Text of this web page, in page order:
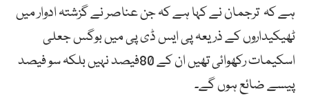
ہے کہ ترجمان نے کہا ہے کہ جن عناصر نے گزشتہ ادوار میں
ٹھیکیداروں کے ذریعہ پی ایس ڈی پی میں بوگس جعلی
اسکیمات رکھوائی تھیں ان کے 80فیصد نہیں بلکہ سو فیصد
پیسے ضائع ہوں گے۔